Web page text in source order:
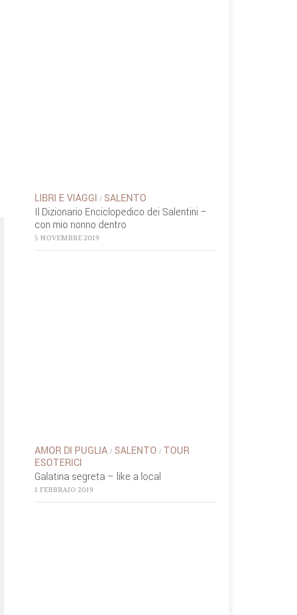
LIBRI E VIAGGI / SALENTO
Il Dizionario Enciclopedico dei Salentini –
con mio nonno dentro
5 NOVEMBRE 2019
AMOR DI PUGLIA / SALENTO / TOUR
ESOTERICI
Galatina segreta – like a local
1 FEBBRAIO 2019